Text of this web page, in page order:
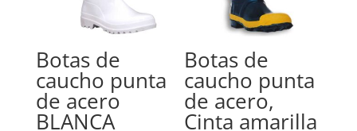
Botas de
caucho punta
de acero
BLANCA
Botas de
caucho punta
de acero,
Cinta amarilla